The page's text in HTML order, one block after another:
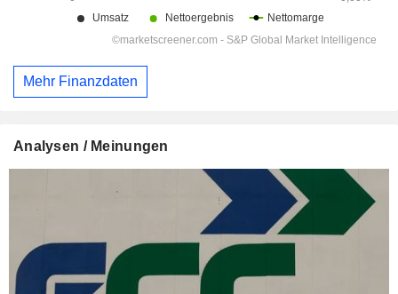
Mehr Finanzdaten
Analysen / Meinungen